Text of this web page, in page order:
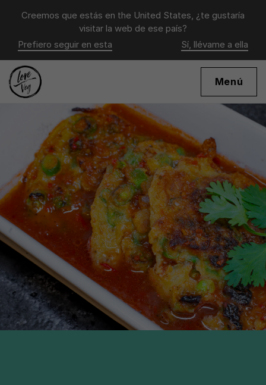
Creemos que estás en the United States, ¿te gustaría
visitar la web de ese país?
Prefiero seguir en esta
Sí, llévame a ella
Menú